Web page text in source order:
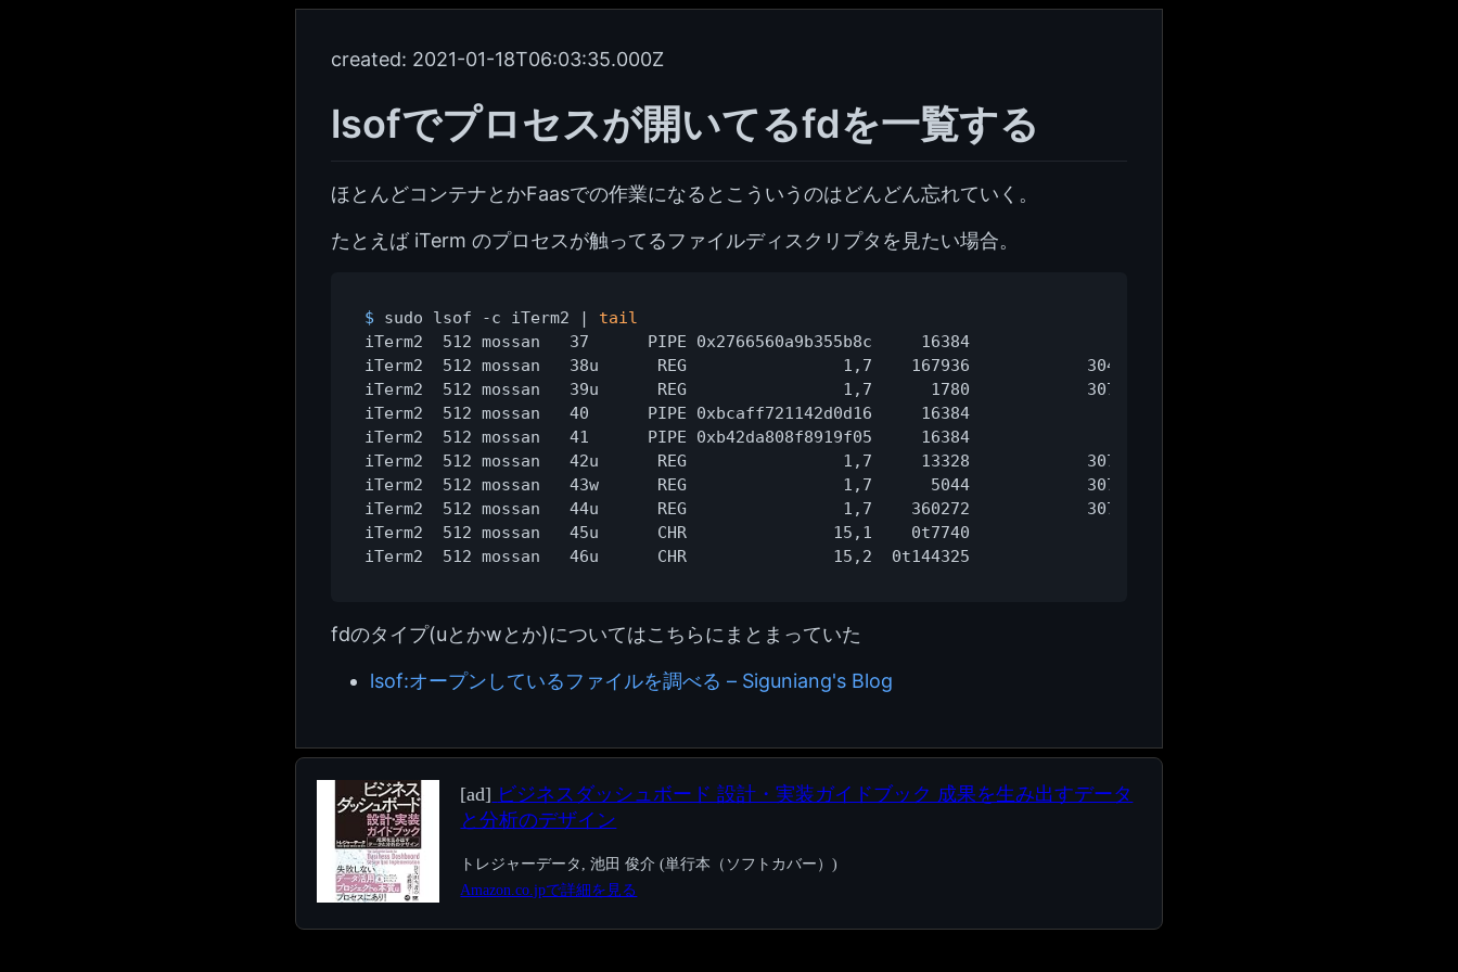
created: 2021-01-18T06:03:35.000Z
lsofでプロセスが開いてるfdを一覧する
ほとんどコンテナとかFaasでの作業になるとこういうのはどんどん忘れていく。
たとえば iTerm のプロセスが触ってるファイルディスクリプタを見たい場合。
$ sudo lsof -c iTerm2 | tail
iTerm2  512 mossan   37      PIPE 0x2766560a9b355b8c     16384                     ->0xe4dac32420839ea8
iTerm2  512 mossan   38u      REG                1,7    167936            30430764 /private/var/folders/qx/
iTerm2  512 mossan   39u      REG                1,7      1780            30749410 /private/var/folders/qx/
iTerm2  512 mossan   40      PIPE 0xbcaff721142d0d16     16384                     ->0xb42da808f8919f05
iTerm2  512 mossan   41      PIPE 0xb42da808f8919f05     16384                     ->0xbcaff721142d0d16
iTerm2  512 mossan   42u      REG                1,7     13328            30749501 /Users/mossan/Library/Saved
iTerm2  512 mossan   43w      REG                1,7      5044            30749509 /Users/mossan/Library/Saved
iTerm2  512 mossan   44u      REG                1,7    360272            30749573 /Users/mossan/Library/Saved
iTerm2  512 mossan   45u      CHR               15,1    0t7740                 586 /dev/ptmx
fdのタイプ(uとかwとか)についてはこちらにまとまっていた
lsof:オープンしているファイルを調べる – Siguniang's Blog
[ad] ビジネスダッシュボード 設計・実装ガイドブック 成果を生み出すデータ
と分析のデザイン
トレジャーデータ, 池田 俊介 (単行本（ソフトカバー）)
Amazon.co.jpで詳細を見る